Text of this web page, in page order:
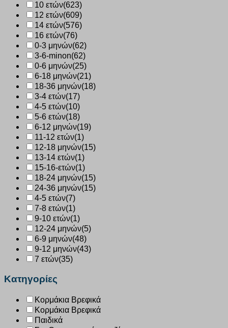
10 ετών(623)
12 ετών(609)
14 ετών(576)
16 ετών(76)
0-3 μηνών(62)
3-6-minon(62)
0-6 μηνών(25)
6-18 μηνών(21)
18-36 μηνών(18)
3-4 ετών(17)
4-5 ετών(10)
5-6 ετών(18)
6-12 μηνών(19)
11-12 ετών(1)
12-18 μηνών(15)
13-14 ετών(1)
15-16-ετών(1)
18-24 μηνών(15)
24-36 μηνών(15)
4-5 ετών(7)
7-8 ετών(1)
9-10 ετών(1)
12-24 μηνών(5)
6-9 μηνών(48)
9-12 μηνών(43)
7 ετών(35)
Κατηγορίες
Κορμάκια Βρεφικά
Κορμάκια Βρεφικά
Παιδικά